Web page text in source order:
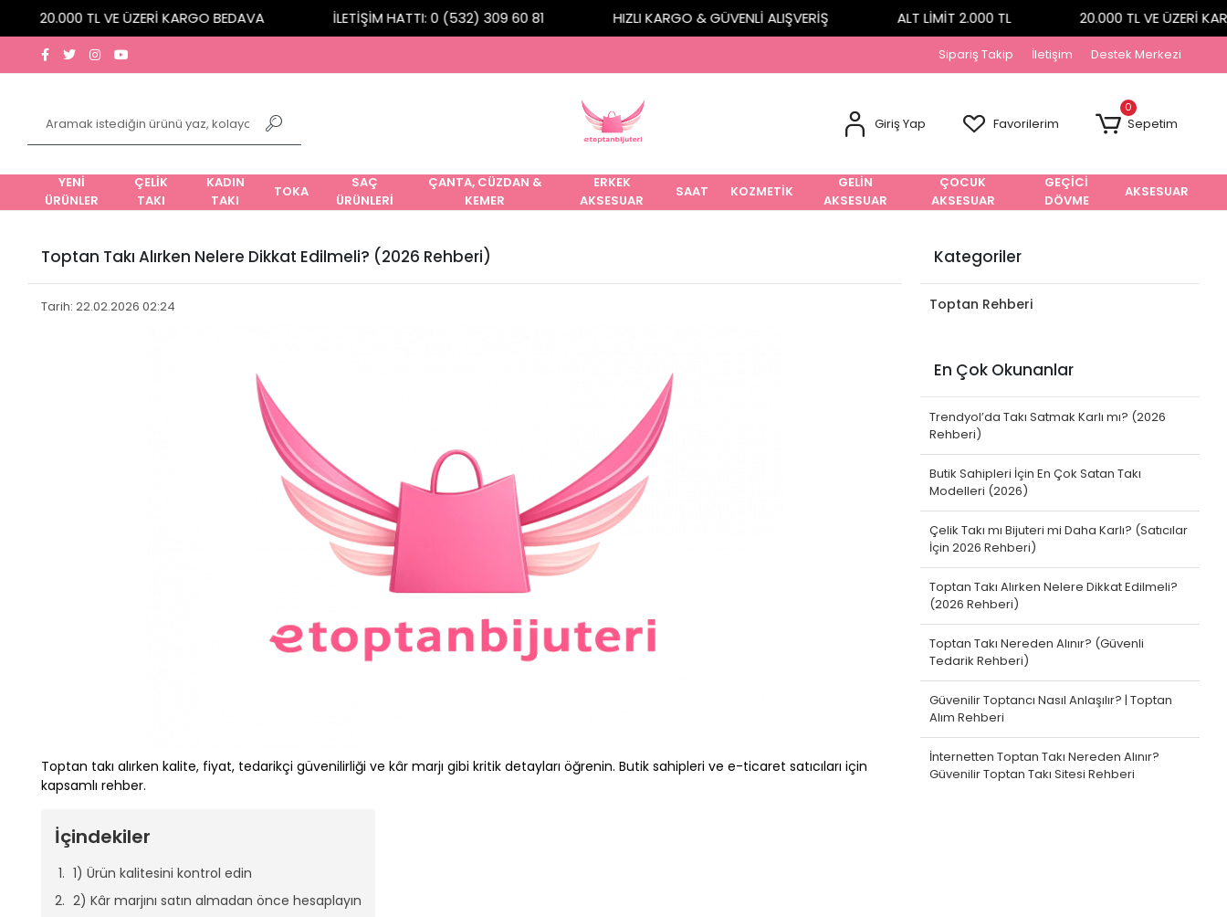
20.000 TL VE ÜZERİ KARGO BEDAVA İLETİŞİM HATTI: 0 (532) 309 60 81 HIZLI KARGO & GÜVENLİ ALIŞVERİŞ ALT LİMİT 2.000 TL 20.000 TL VE ÜZERİ
Sipariş Takip İletişim Destek Merkezi
Giriş Yap Favorilerim
0
Sepetim
YENİ
ÜRÜNLER
ÇELİK
TAKI
KADIN
TAKI
TOKA
SAÇ
ÜRÜNLERİ
ÇANTA, CÜZDAN &
KEMER
ERKEK
AKSESUAR
SAAT KOZMETİK
GELİN
AKSESUAR
ÇOCUK
AKSESUAR
GEÇİCİ
DÖVME
AKSESUAR
Toptan Takı Alırken Nelere Dikkat Edilmeli? (2026 Rehberi)
Tarih: 22.02.2026 02:24
Toptan takı alırken kalite, fiyat, tedarikçi güvenilirliği ve kâr marjı gibi kritik detayları öğrenin. Butik sahipleri ve e-ticaret satıcıları için
kapsamlı rehber.
İçindekiler
1) Ürün kalitesini kontrol edin
2) Kâr marjını satın almadan önce hesaplayın
Kategoriler
Toptan Rehberi
En Çok Okunanlar
Trendyol’da Takı Satmak Karlı mı? (2026
Rehberi)
Butik Sahipleri İçin En Çok Satan Takı
Modelleri (2026)
Çelik Takı mı Bijuteri mi Daha Karlı? (Satıcılar
İçin 2026 Rehberi)
Toptan Takı Alırken Nelere Dikkat Edilmeli?
(2026 Rehberi)
Toptan Takı Nereden Alınır? (Güvenli
Tedarik Rehberi)
Güvenilir Toptancı Nasıl Anlaşılır? | Toptan
Alım Rehberi
İnternetten Toptan Takı Nereden Alınır?
Güvenilir Toptan Takı Sitesi Rehberi